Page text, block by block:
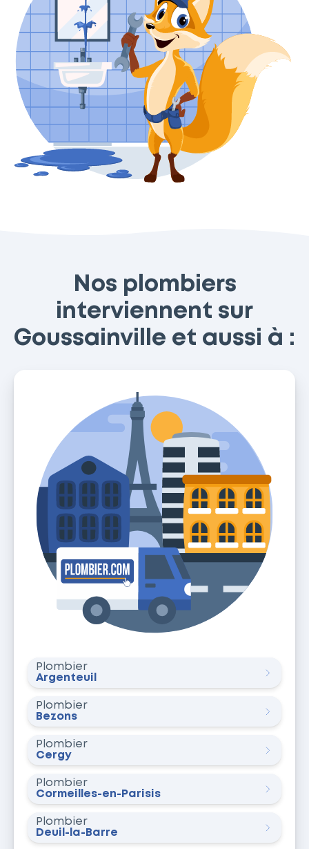
Nos plombiers
interviennent sur
Goussainville et aussi à :
Plombier
Argenteuil
Plombier
Bezons
Plombier
Cergy
Plombier
Cormeilles-en-Parisis
Plombier
Deuil-la-Barre